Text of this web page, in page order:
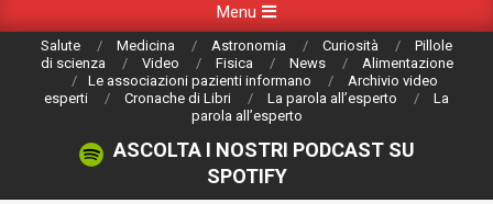
Navigation
Menu
Salute Medicina Astronomia Curiosità
Pillole
di scienza
Video Fisica News
Alimentazione
Le associazioni pazienti informano
Archivio video
esperti
Cronache di Libri La parola all’esperto
La
parola all’esperto
ASCOLTA I NOSTRI PODCAST SU
SPOTIFY